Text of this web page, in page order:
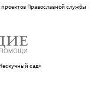
Православной службы
сад»